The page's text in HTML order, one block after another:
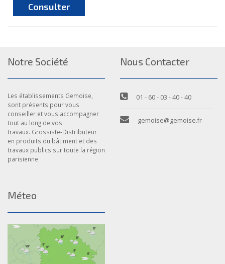
Consulter
Notre Société
Les établissements Gemoise,
sont présents pour vous
conseiller et vous accompagner
tout au long de vos
travaux. Grossiste-Distributeur
en produits du bâtiment et des
travaux publics sur toute la région
parisienne
Nous Contacter
01 - 60 - 03 - 40 - 40
gemoise@gemoise.fr
Méteo